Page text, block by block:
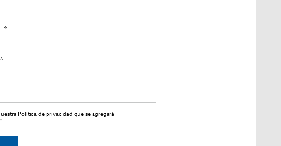
Política de privacidad que se agregará